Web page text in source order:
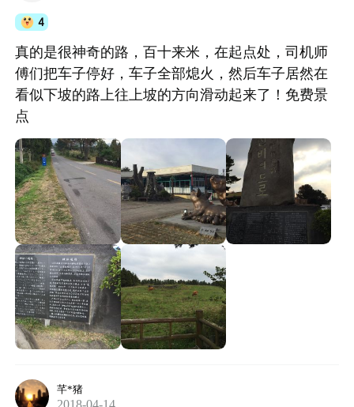
4
真的是很神奇的路，百十来米，在起点处，司机师
傅们把车子停好，车子全部熄火，然后车子居然在
看似下坡的路上往上坡的方向滑动起来了！免费景
点
芊*猪